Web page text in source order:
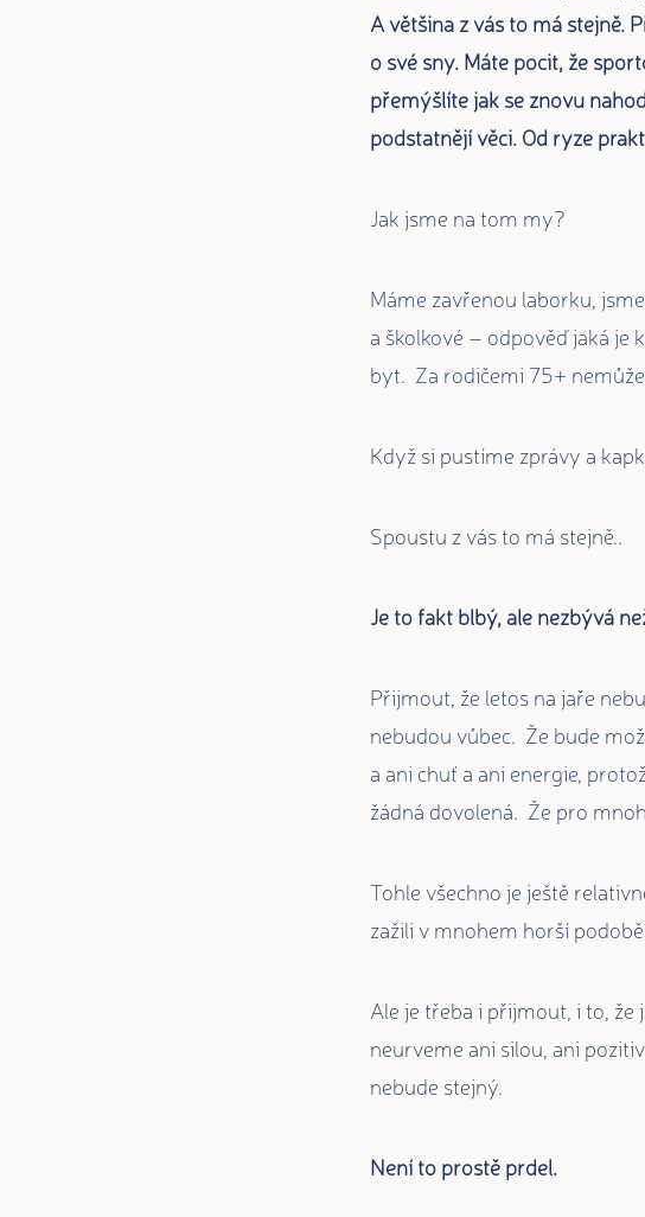
A většina z vás to má stejně.
o své sny. Máte pocit, že
přemýšlíte jak se znovu
podstatnějí věci. Od ryze
Jak jsme na tom my?
Máme zavřenou laborku,
a školkové – odpověď jaká je
byt. Za rodičemi 75+
Když si pustíme zprávy a
Spoustu z vás to má stejně..
Je to fakt blbý, ale nezbývá
Přijmout, že letos na jaře
nebudou vůbec. Že bude
a ani chuť a ani energie,
žádná dovolená. Že pro
Tohle všechno je ještě
zažili v mnohem horší
Ale je třeba i přijmout, i to, že
neurveme ani silou, ani
nebude stejný.
Není to prostě prdel.